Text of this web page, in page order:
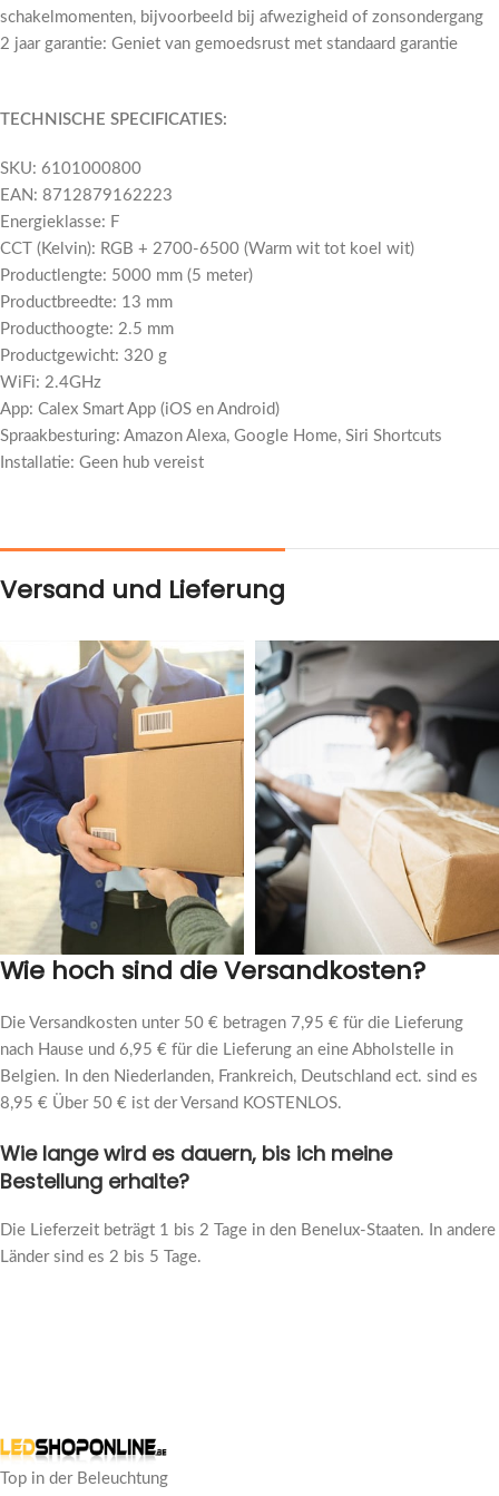
schakelmomenten, bijvoorbeeld bij afwezigheid of zonsondergang
2 jaar garantie: Geniet van gemoedsrust met standaard garantie
TECHNISCHE SPECIFICATIES:
SKU: 6101000800
EAN: 8712879162223
Energieklasse: F
CCT (Kelvin): RGB + 2700-6500 (Warm wit tot koel wit)
Productlengte: 5000 mm (5 meter)
Productbreedte: 13 mm
Producthoogte: 2.5 mm
Productgewicht: 320 g
WiFi: 2.4GHz
App: Calex Smart App (iOS en Android)
Spraakbesturing: Amazon Alexa, Google Home, Siri Shortcuts
Installatie: Geen hub vereist
Versand und Lieferung
Wie hoch sind die Versandkosten?
Die Versandkosten unter 50 € betragen 7,95 € für die Lieferung
nach Hause und 6,95 € für die Lieferung an eine Abholstelle in
Belgien. In den Niederlanden, Frankreich, Deutschland ect. sind es
8,95 € Über 50 € ist der Versand KOSTENLOS.
Wie lange wird es dauern, bis ich meine
Bestellung erhalte?
Die Lieferzeit beträgt 1 bis 2 Tage in den Benelux-Staaten. In andere
Länder sind es 2 bis 5 Tage.
Top in der Beleuchtung